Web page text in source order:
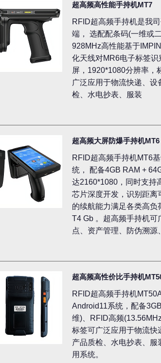
超高频高性能手持机MT7
RFID超高频手持机是我
端， 选配配条码(一维或
928MHz高性能基于
化天线对MR6电子标签
屏，1920*1080分辨率，
广泛应用于物流快递、
检、水电抄表、服装
超高频大屏防爆手持机MT6
RFID超高频手持机MT6
统， 配备4GB RAM +
达2160*1080，同时支持
芯片深度开发，识别距离
的续航能力满足各类高负
T4 Gb 。超高频手持机
点、资产管理、防伪溯源、
超高频高性价比手持机
RFID超高频手持机
Android11系统，配备
维)、RFID高频
标签可广泛应用于物流快
产品质检、水电抄表、
用系统。